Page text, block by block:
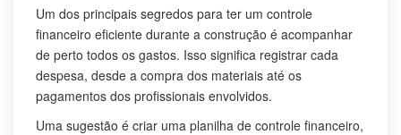
Um dos principais segredos para ter um controle
financeiro eficiente durante a construção é acompanhar
de perto todos os gastos. Isso significa registrar cada
despesa, desde a compra dos materiais até os
pagamentos dos profissionais envolvidos.
Uma sugestão é criar uma planilha de controle financeiro,